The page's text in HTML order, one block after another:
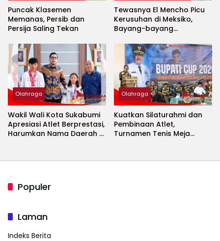
Puncak Klasemen
Memanas, Persib dan
Persija Saling Tekan
Tewasnya El Mencho Picu
Kerusuhan di Meksiko,
Bayang-bayang
2026 Menguat
Olahraga
Wakil Wali Kota Sukabumi
Apresiasi Atlet Berprestasi,
Harumkan Nama Daerah di
Olahraga
Kuatkan Silaturahmi dan
Pembinaan Atlet,
Turnamen Tenis Meja
Populer
Laman
Indeks Berita